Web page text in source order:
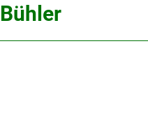
Bühler